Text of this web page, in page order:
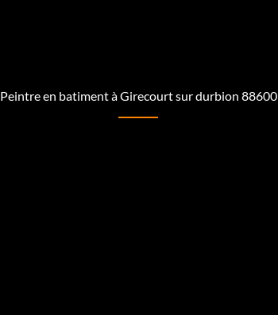
Peintre en batiment à Girecourt sur durbion 88600